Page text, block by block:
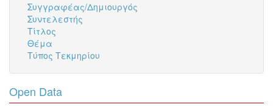
Συγγραφέας/Δημιουργός
Συντελεστής
Τίτλος
Θέμα
Τύπος Τεκμηρίου
Open Data